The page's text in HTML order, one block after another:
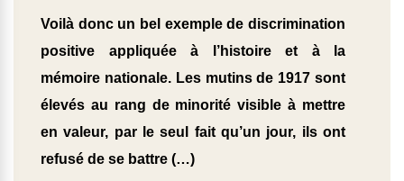
Voilà donc un bel exemple de discrimination
positive appliquée à l’histoire et à la
mémoire nationale. Les mutins de 1917 sont
élevés au rang de minorité visible à mettre
en valeur, par le seul fait qu’un jour, ils ont
refusé de se battre (…)